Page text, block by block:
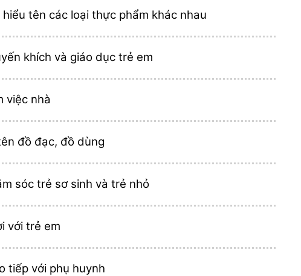
hiểu tên các loại thực phẩm khác nhau
khích và giáo dục trẻ em
việc nhà
đồ đạc, đồ dùng
sóc trẻ sơ sinh và trẻ nhỏ
với trẻ em
tiếp với phụ huynh